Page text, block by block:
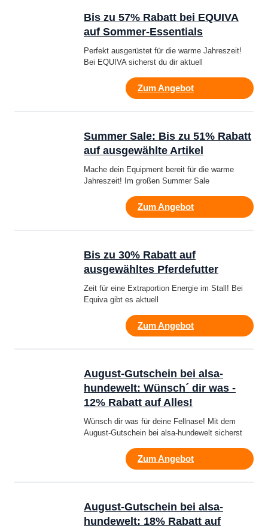
Bis zu 57% Rabatt bei EQUIVA
auf Sommer-Essentials
Perfekt ausgerüstet für die warme Jahreszeit!
Bei EQUIVA sicherst du dir aktuell
Zum Angebot
Summer Sale: Bis zu 51% Rabatt
auf ausgewählte Artikel
Mache dein Equipment bereit für die warme
Jahreszeit! Im großen Summer Sale
Zum Angebot
Bis zu 30% Rabatt auf
ausgewähltes Pferdefutter
Zeit für eine Extraportion Energie im Stall! Bei
Equiva gibt es aktuell
Zum Angebot
August-Gutschein bei alsa-
hundewelt: Wünsch´ dir was -
12% Rabatt auf Alles!
Wünsch dir was für deine Fellnase! Mit dem
August-Gutschein bei alsa-hundewelt sicherst
Zum Angebot
August-Gutschein bei alsa-
hundewelt: 18% Rabatt auf